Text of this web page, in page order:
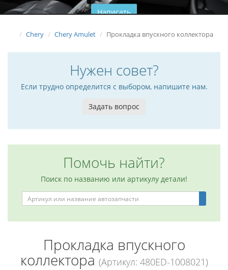
Написать
Chery Chery Amulet Прокладка впускного коллектора
Нужен совет?
Если трудно определится с выбором, напишите нам.
Задать вопрос
Помочь найти?
Поиск по названию или артикулу детали!
Прокладка впускного
коллектора (Артикул: 480ED-1008021)